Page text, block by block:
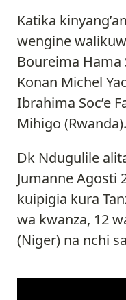
Katika
wengine
Boureima Hama
Konan Michel
Ibrahima Soc’e
Mihigo (Rwanda).
Dk Ndugulile
Jumanne Agosti
kuipigia kura
wa kwanza, 12
(Niger) na nchi